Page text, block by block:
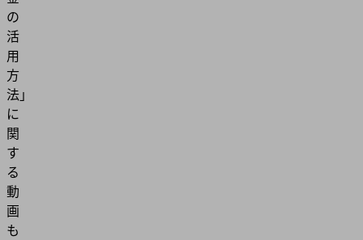
の
活
用
方
法」
に
関
す
る
動
画
も